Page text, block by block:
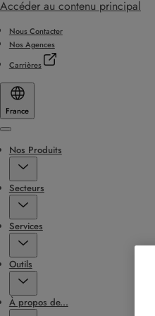
Accéder au contenu principal
Nous Contacter
Nos Agences
Carrières
France
Menu
Nos Produits
Secteurs
Services
Outils
À propos de...